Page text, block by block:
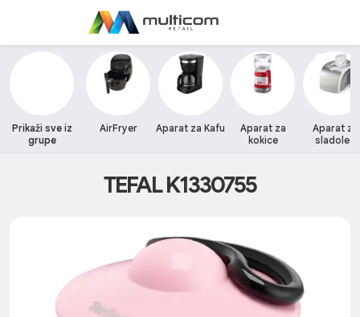
Prikaži sve iz
grupe
AirFryer Aparat za Kafu
Aparat za
kokice
Aparat za
sladoled
TEFAL K1330755